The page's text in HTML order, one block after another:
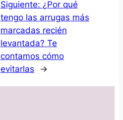
Siguiente: ¿Por qué
tengo las arrugas más
marcadas recién
levantada? Te
contamos cómo
evitarlas
→